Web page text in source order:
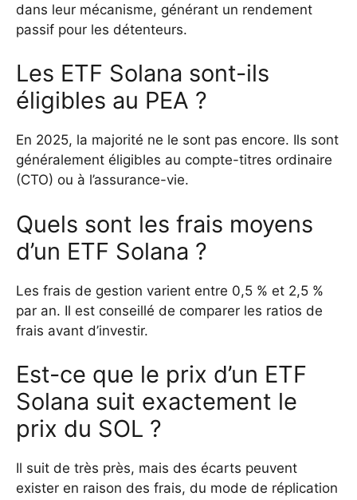
dans leur mécanisme, générant un rendement
passif pour les détenteurs.
Les ETF Solana sont-ils
éligibles au PEA ?
En 2025, la majorité ne le sont pas encore. Ils sont
généralement éligibles au compte-titres ordinaire
(CTO) ou à l’assurance-vie.
Quels sont les frais moyens
d’un ETF Solana ?
Les frais de gestion varient entre 0,5 % et 2,5 %
par an. Il est conseillé de comparer les ratios de
frais avant d’investir.
Est-ce que le prix d’un ETF
Solana suit exactement le
prix du SOL ?
Il suit de très près, mais des écarts peuvent
exister en raison des frais, du mode de réplication